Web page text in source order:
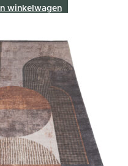
In winkelwagen